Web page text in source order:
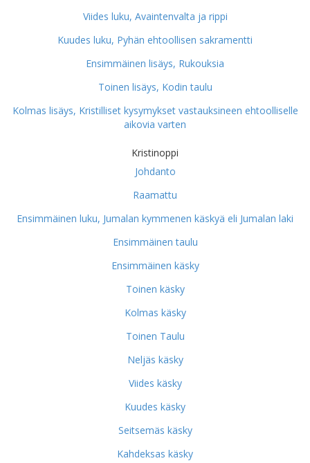
Viides luku, Avaintenvalta ja rippi
Kuudes luku, Pyhän ehtoollisen sakramentti
Ensimmäinen lisäys, Rukouksia
Toinen lisäys, Kodin taulu
Kolmas lisäys, Kristilliset kysymykset vastauksineen ehtoolliselle
aikovia varten
Kristinoppi
Johdanto
Raamattu
Ensimmäinen luku, Jumalan kymmenen käskyä eli Jumalan laki
Ensimmäinen taulu
Ensimmäinen käsky
Toinen käsky
Kolmas käsky
Toinen Taulu
Neljäs käsky
Viides käsky
Kuudes käsky
Seitsemäs käsky
Kahdeksas käsky